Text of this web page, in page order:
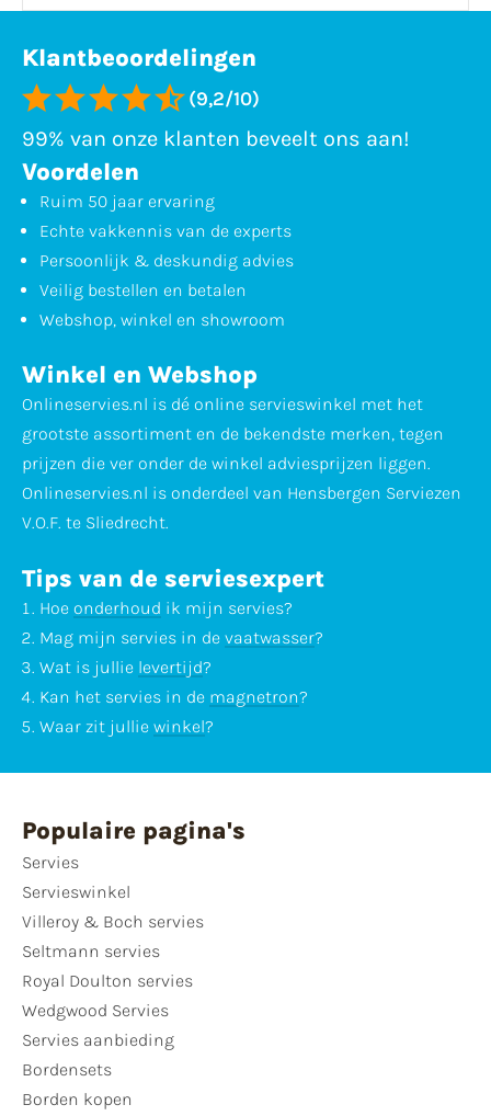
Klantbeoordelingen
(9,2/10)
99% van onze klanten beveelt ons aan!
Voordelen
Ruim 50 jaar ervaring
Echte vakkennis van de experts
Persoonlijk & deskundig advies
Veilig bestellen en betalen
Webshop, winkel en showroom
Winkel en Webshop
Onlineservies.nl is dé online servieswinkel met het
grootste assortiment en de bekendste merken, tegen
prijzen die ver onder de winkel adviesprijzen liggen.
Onlineservies.nl is onderdeel van Hensbergen Serviezen
V.O.F. te Sliedrecht.
Tips van de serviesexpert
Hoe onderhoud ik mijn servies?
Mag mijn servies in de vaatwasser?
Wat is jullie levertijd?
Kan het servies in de magnetron?
Waar zit jullie winkel?
Populaire pagina's
Servies
Servieswinkel
Villeroy & Boch servies
Seltmann servies
Royal Doulton servies
Wedgwood Servies
Servies aanbieding
Bordensets
Borden kopen